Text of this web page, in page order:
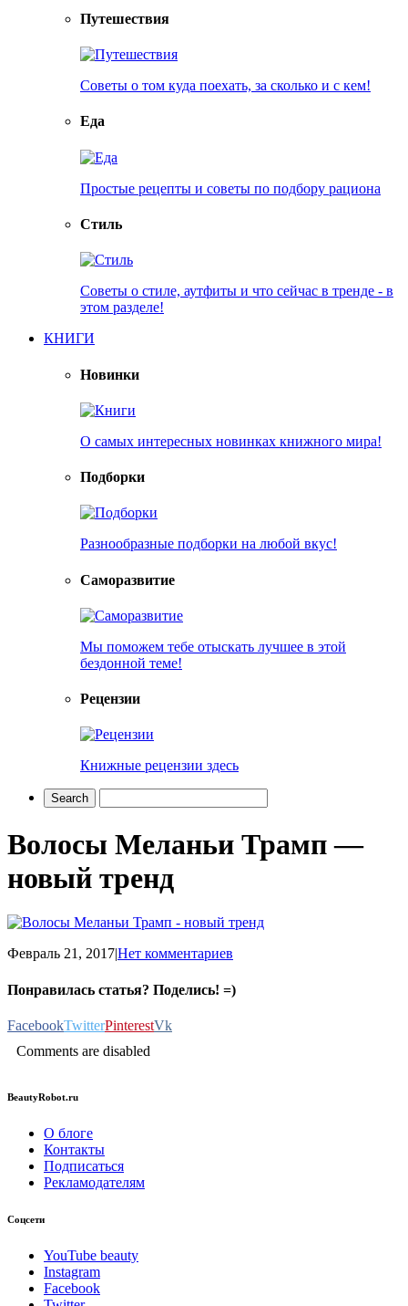
Путешествия
Советы о том куда поехать, за сколько и с кем!
Еда
Простые рецепты и советы по подбору рациона
Стиль
Советы о стиле, аутфиты и что сейчас в тренде - в
этом разделе!
КНИГИ
Новинки
О самых интересных новинках книжного мира!
Подборки
Разнообразные подборки на любой вкус!
Саморазвитие
Мы поможем тебе отыскать лучшее в этой
бездонной теме!
Рецензии
Книжные рецензии здесь
Волосы Меланьи Трамп —
новый тренд
Февраль 21, 2017|Нет комментариев
Понравилась статья? Поделись! =)
FacebookTwitterPinterestVk
Comments are disabled
BeautyRobot.ru
О блоге
Контакты
Подписаться
Рекламодателям
Соцсети
YouTube beauty
Instagram
Facebook